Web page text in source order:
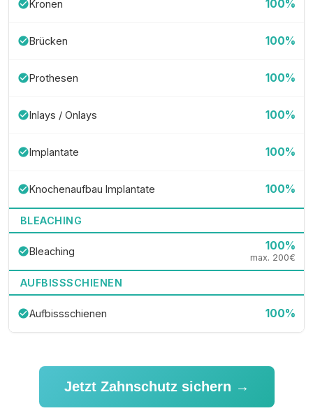
check_circleKronen 100%
check_circleBrücken 100%
check_circleProthesen 100%
check_circleInlays / Onlays 100%
check_circleImplantate 100%
check_circleKnochenaufbau Implantate 100%
BLEACHING
check_circleBleaching 100%
max. 200€
AUFBISSSCHIENEN
check_circleAufbissschienen 100%
Jetzt Zahnschutz sichern →